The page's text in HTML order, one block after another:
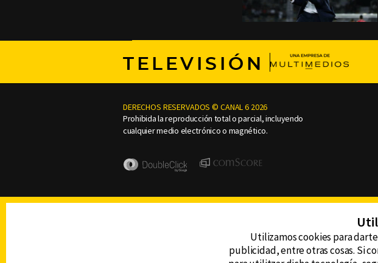
TELEVISIÓN
DERECHOS RESERVADOS © CANAL 6 2026
Prohibida la reproducción total o parcial, incluyendo
cualquier medio electrónico o magnético.
Utilizamos cookies para
publicidad, entre otras cosas. Si